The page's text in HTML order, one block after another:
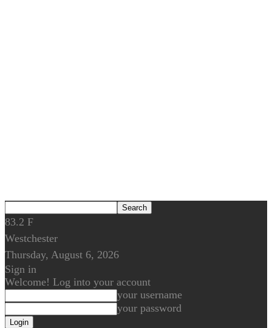
83.2 F
Westchester
Thursday, August 6, 2026
Sign in
Welcome! Log into your account
your username
your password